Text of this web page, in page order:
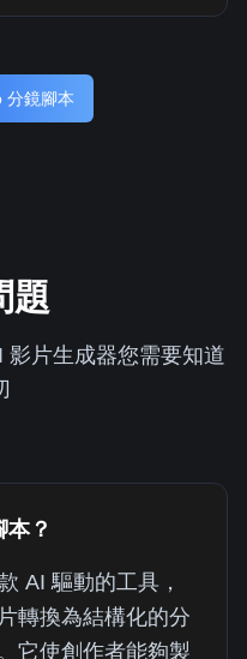
分鏡腳本
題
影片生成器您需要知道
？
AI 驅動的工具，
轉換為結構化的分
它使創作者能夠製